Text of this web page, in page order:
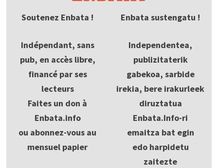
Soutenez Enbata !
Indépendant, sans
pub, en accès libre,
financé par ses
lecteurs
Faites un don à
Enbata.info
ou abonnez-vous au
mensuel papier
Enbata sustengatu !
Independentea,
publizitaterik
gabekoa, sarbide
irekia, bere irakurleek
diruztatua
Enbata.Info-ri
emaitza bat egin
edo harpidetu
zaitezte